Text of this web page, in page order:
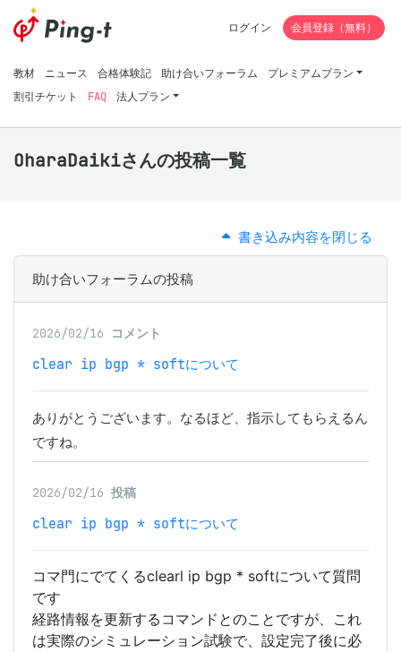
教材 ニュース 合格体験記 助け合いフォーラム
プレミアムプラン
割引チケット
FAQ 法人プラン
ログイン 会員登録（無料）
OharaDaikiさんの投稿一覧
書き込み内容を閉じる
助け合いフォーラムの投稿
2026/02/16 コメント
clear ip bgp * softについて
ありがとうございます。なるほど、指示してもらえるん
ですね。
2026/02/16 投稿
clear ip bgp * softについて
コマ門にでてくるclearl ip bgp * softについて質問
です
経路情報を更新するコマンドとのことですが、これ
は実際のシミュレーション試験で、設定完了後に必